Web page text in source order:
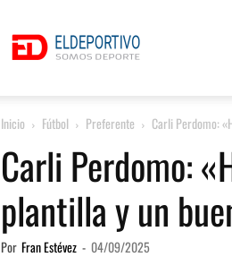
Inicio Fútbol Preferente Carli Perdomo:
Carli Perdomo:
plantilla y un
Por Fran Estévez - 04/09/2025